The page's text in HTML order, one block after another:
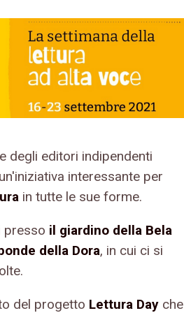
degli editori indipendenti
interessante per
in tutte le sue forme.
presso il giardino della Bela
della Dora, in cui ci si
del progetto Lettura Day che